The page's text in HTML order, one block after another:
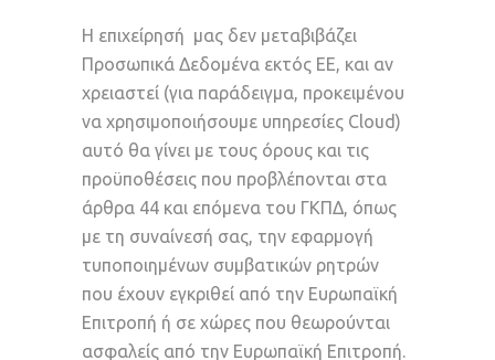
Η επιχείρησή μας δεν μεταβιβάζει
Προσωπικά Δεδομένα εκτός ΕΕ, και αν
χρειαστεί (για παράδειγμα, προκειμένου
να χρησιμοποιήσουμε υπηρεσίες Cloud)
αυτό θα γίνει με τους όρους και τις
προϋποθέσεις που προβλέπονται στα
άρθρα 44 και επόμενα του ΓΚΠΔ, όπως
με τη συναίνεσή σας, την εφαρμογή
τυποποιημένων συμβατικών ρητρών
που έχουν εγκριθεί από την Ευρωπαϊκή
Επιτροπή ή σε χώρες που θεωρούνται
ασφαλείς από την Ευρωπαϊκή Επιτροπή.